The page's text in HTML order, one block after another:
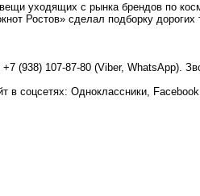
уходящих с рынка брендов по
Ростов» сделал подборку дорогих
(938) 107-87-80 (Viber, WhatsApp).
в соцсетях: Одноклассники, Facebook